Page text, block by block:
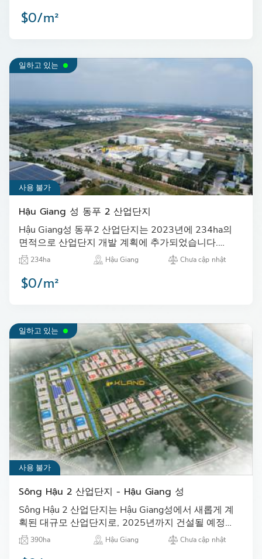
$0/m²
일하고 있는
사용 불가
Hậu Giang 성 동푸 2 산업단지
Hậu Giang성 동푸2 산업단지는 2023년에 234ha의
면적으로 산업단지 개발 계획에 추가되었습니다.…
234ha Hậu Giang Chưa cập nhật
$0/m²
일하고 있는
사용 불가
Sông Hậu 2 산업단지 - Hậu Giang 성
Sông Hậu 2 산업단지는 Hậu Giang성에서 새롭게 계
획된 대규모 산업단지로, 2025년까지 건설될 예정이
다.…390ha Hậu Giang Chưa cập nhật